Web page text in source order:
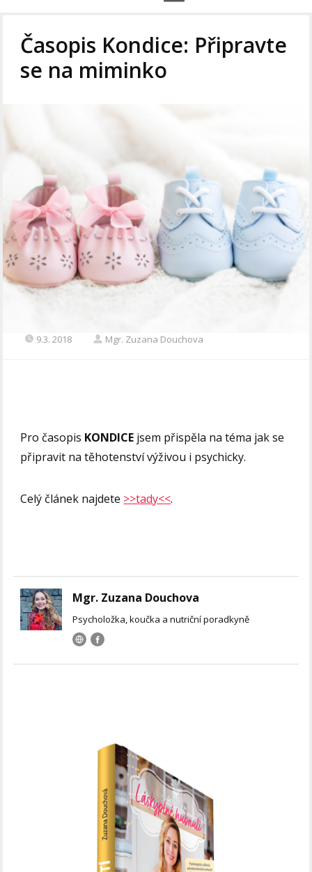
Časopis Kondice: Připravte
se na miminko
9.3. 2018 Mgr. Zuzana Douchova
Pro časopis KONDICE jsem přispěla na téma jak se
připravit na těhotenství výživou i psychicky.
Celý článek najdete >>tady<<.
Mgr. Zuzana Douchova
Psycholožka, koučka a nutriční poradkyně